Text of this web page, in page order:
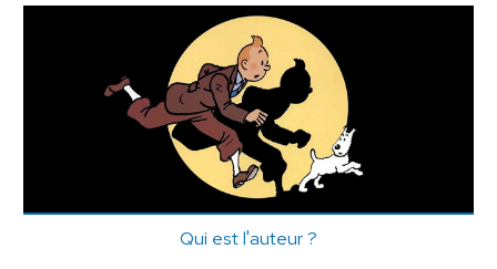
Qui est l'auteur ?